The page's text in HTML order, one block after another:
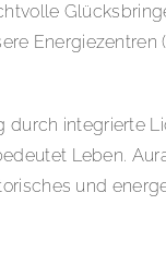
Energiezentren
durch integrierte
Leben.
und